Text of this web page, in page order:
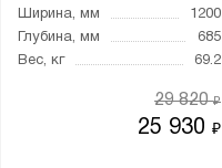
Ширина, мм
1200
Глубина, мм
685
Вес, кг
69.2
25 930₽
29 820₽
Промет
Викинг